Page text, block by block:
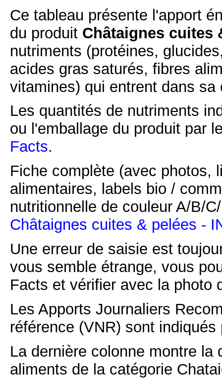
Ce tableau présente l'apport
du produit Châtaignes cuites
nutriments (protéines,
acides gras saturés, fibres
vitamines) qui entrent dans sa
Les quantités de nutriments
ou l'emballage du produit par
Facts.
Fiche complète (avec photos,
alimentaires, labels bio /
nutritionnelle de couleur A/B/
Châtaignes cuites & pelées -
Une erreur de saisie est
vous semble étrange, vous
Facts et vérifier avec la photo
Les Apports Journaliers
référence (VNR) sont
La dernière colonne montre
aliments de la catégorie